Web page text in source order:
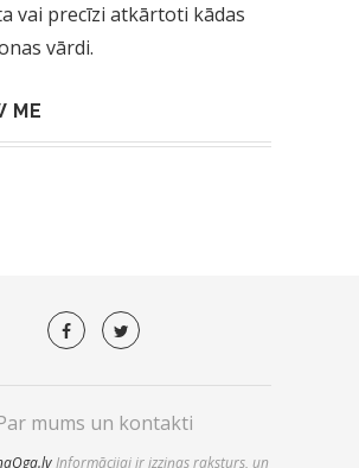
vai precīzi atkārtoti kādas
vārdi.
ME
mums un kontakti
Informācijai ir izziņas raksturs, un